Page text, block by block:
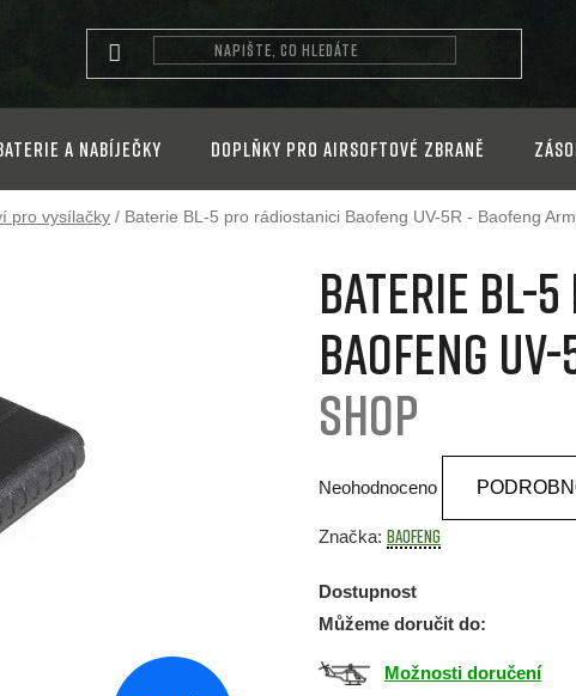
a nabíječky Doplňky pro airsoftové zbraně
pro vysílačky / Baterie BL-5 pro rádiostanici Baofeng UV-5R - Baofeng
Baterie BL-
Baofeng
shop
produktu
0,0
z
5
Neohodnoceno
Značka: Baofeng
Dostupnost
Můžeme doručit do:
Možnosti doručení